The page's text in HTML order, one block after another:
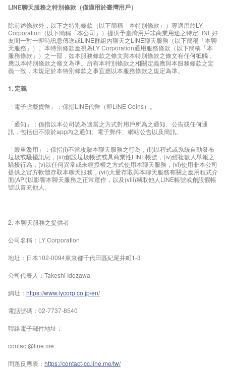
LINE聊天服務之特別條款（僅適用於臺灣用戶）
除前述條款外，以下之特別條款（以下簡稱「本特別條款」）專適用於LY
Corporation（以下簡稱「本公司」）提供予臺灣用戶非商業用途之特定LINE好
友間一對一即時訊息傳送或LINE群組內聊天之LINE聊天服務（以下簡稱「本聊
天服務」）。本特別條款應視為LY Corporation通用服務條款（以下簡稱「本
服務條款」）之一部，如本服務條款之條文與本特別條款之條文有任何牴觸，
應以本特別條款之條文為準。所有本特別條款之相關定義應與本服務條款之定
義一致，未規定於本特別條款之事宜應以本服務條款之規定為準。
1. 定義
「電子虛擬貨幣」：係指LINE代幣（即LINE Coins）。
「通知」：係指以本公司認為適當之方式對用戶所為之通知、公告或任何通
訊，包括但不限於app內之通知、電子郵件、網站公告以及簡訊。
「嚴重濫用」：係指(i)不當攻擊本聊天服務之行為，(ii)以程式或系統自動發布
垃圾或騷擾訊息，(iii)創設垃圾帳號或具商業性LINE帳號，(iv)經複數人舉報之
騷擾行為，(v)以任何異常或未經授權之方式使用本聊天服務，(vi)使用非本公司
提供之官方軟體存取本聊天服務，(vii)大量存取與本聊天服務有關之應用程式介
面(API)以影響本聊天服務之正常運作，以及(viii)竊取他人LINE帳號或創設假帳
號以冒充他人。
2. 本聊天服務之提供者
公司名稱：LY Corporation
地址：日本102-0094東京都千代田區紀尾井町1-3
公司代表人：Takeshi Idezawa
網址： https://www.lycorp.co.jp/en/
電話號碼：02-7737-8540
聯絡電子郵件地址：
contact@line.me
問題反應表： https://contact-cc.line.me/tw/